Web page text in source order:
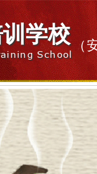
学校
School
（